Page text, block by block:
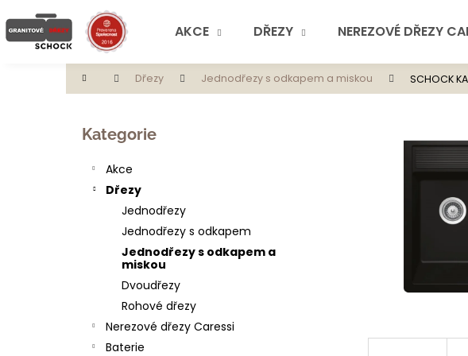
na
obsah
AKCE DŘEZY NEREZOVÉ DŘEZY
Domů Dřezy Jednodřezy s odkapem a miskou SCHOCK
Přeskočit
kategorie
Kategorie
Akce
Dřezy
Jednodřezy
Jednodřezy s odkapem
Jednodřezy s odkapem a
miskou
Dvoudřezy
Rohové dřezy
Nerezové dřezy Caressi
Baterie
o
Zpět
Zpět